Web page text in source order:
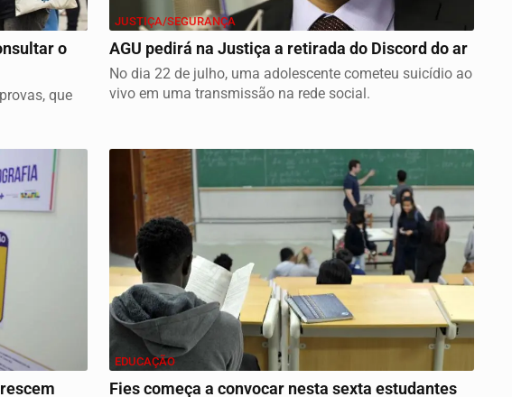
o
que
JUSTIÇA/SEGURANÇA
AGU pedirá na Justiça a retirada do Discord do ar
No dia 22 de julho, uma adolescente cometeu suicídio ao
vivo em uma transmissão na rede social.
EDUCAÇÃO
Fies começa a convocar nesta sexta estudantes